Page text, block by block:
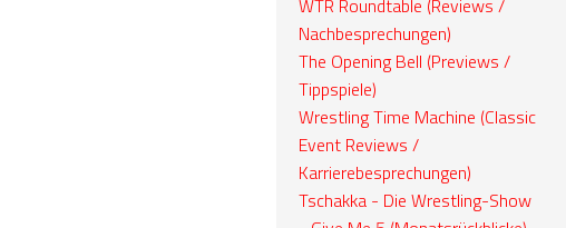
WTR Roundtable (Reviews /
Nachbesprechungen)
The Opening Bell (Previews /
Tippspiele)
Wrestling Time Machine (Classic
Event Reviews /
Karrierebesprechungen)
Tschakka - Die Wrestling-Show